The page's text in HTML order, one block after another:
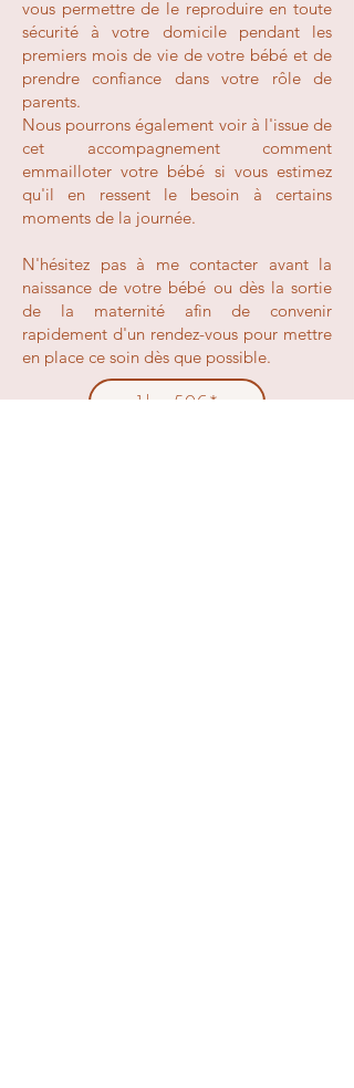
vous permettre de le reproduire en toute
sécurité à votre domicile pendant les
premiers mois de vie de votre bébé et de
prendre confiance dans votre rôle de
parents.
Nous pourrons également voir à l'issue de
cet accompagnement comment
emmailloter votre bébé si vous estimez
qu'il en ressent le besoin à certains
moments de la journée.
N'hésitez pas à me contacter avant la
naissance de votre bébé ou dès la sortie
de la maternité afin de convenir
rapidement d'un rendez-vous pour mettre
en place ce soin dès que possible.
1h - 50€*